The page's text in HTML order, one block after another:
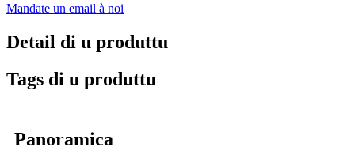
Mandate un email à noi
Detail di u produttu
Tags di u produttu
Panoramica